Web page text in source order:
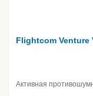
Flightcom Venture
Активная